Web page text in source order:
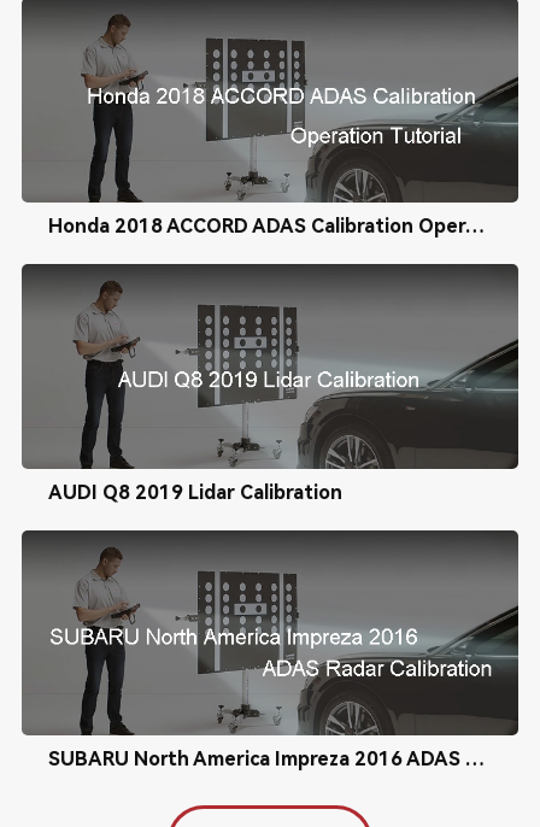
Honda 2018 ACCORD ADAS Calibration Operation Tutorial
AUDI Q8 2019 Lidar Calibration
SUBARU North America Impreza 2016 ADAS Radar Calibration